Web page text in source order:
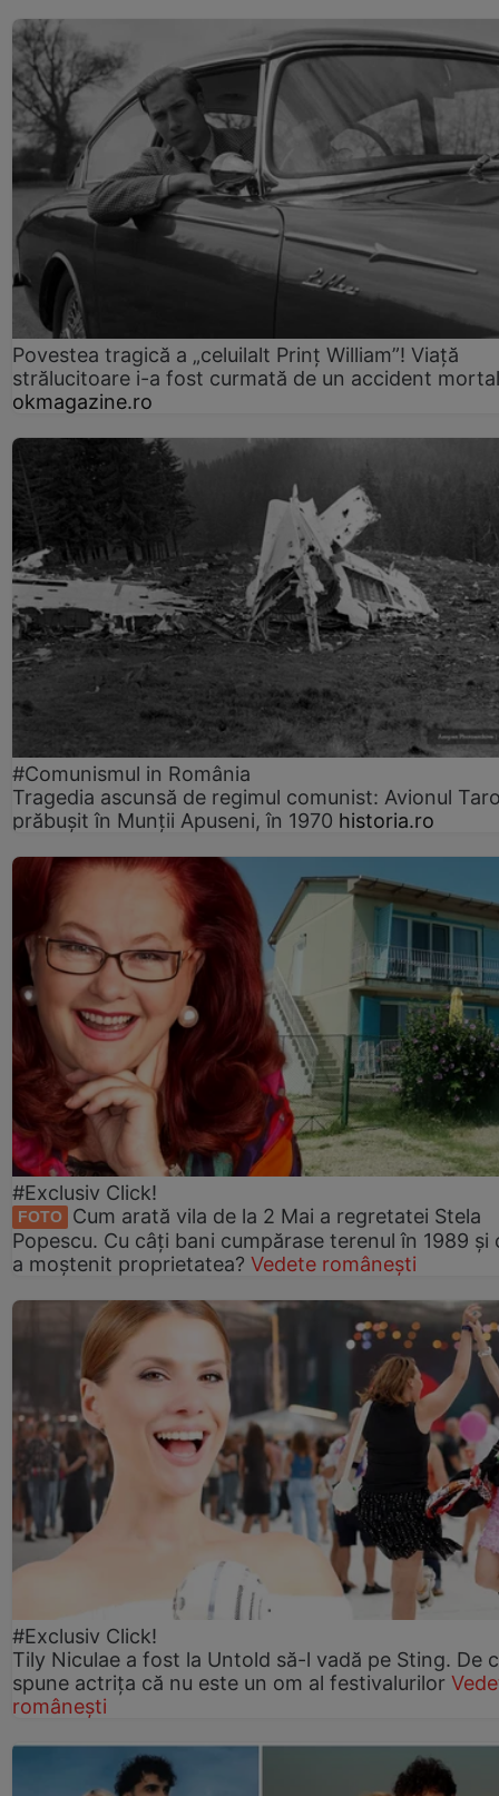
Povestea tragică a „celuilalt Prinț William”! Viață
strălucitoare i-a fost curmată de un accident mortal
okmagazine.ro
#Comunismul in România
Tragedia ascunsă de regimul comunist: Avionul
prăbușit în Munții Apuseni, în 1970 historia.ro
#Exclusiv Click!
FOTO
Cum arată vila de la 2 Mai a regretatei Stela
Popescu. Cu câți bani cumpărase terenul în 1989 și
a moștenit proprietatea? Vedete românești
#Exclusiv Click!
Tily Niculae a fost la Untold să-l vadă pe Sting. De
spune actrița că nu este un om al festivalurilor
românești